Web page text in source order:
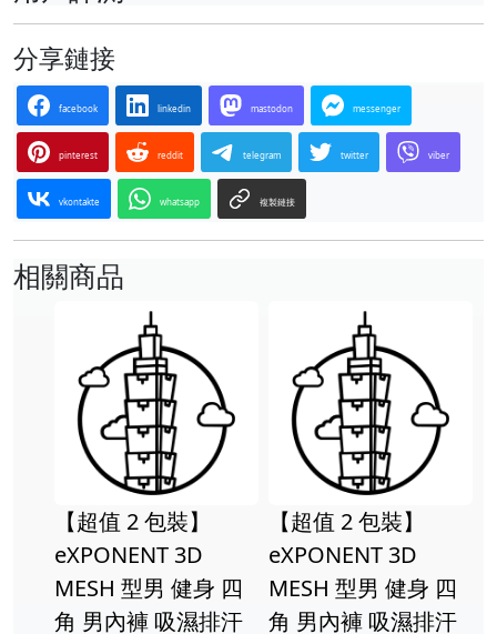
分享鏈接
facebook linkedin mastodon messenger
pinterest reddit telegram twitter viber
vkontakte whatsapp 複製鏈接
相關商品
【超值 2 包裝】
eXPONENT 3D
MESH 型男 健身 四
角 男內褲 吸濕排汗
【超值 2 包裝】
eXPONENT 3D
MESH 型男 健身 四
角 男內褲 吸濕排汗